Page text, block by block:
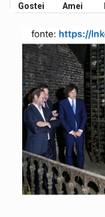
Gostei Amei